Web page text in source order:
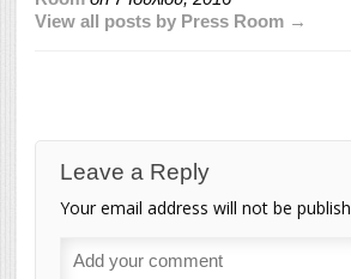
View all posts by Press Room →
Leave a Reply
Your email address will not be